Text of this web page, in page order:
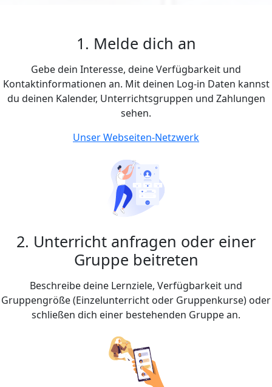
1. Melde dich an
Gebe dein Interesse, deine Verfügbarkeit und
Kontaktinformationen an. Mit deinen Log-in Daten kannst
du deinen Kalender, Unterrichtsgruppen und Zahlungen
sehen.
Unser Webseiten-Netzwerk
2. Unterricht anfragen oder einer
Gruppe beitreten
Beschreibe deine Lernziele, Verfügbarkeit und
Gruppengröße (Einzelunterricht oder Gruppenkurse) oder
schließen dich einer bestehenden Gruppe an.